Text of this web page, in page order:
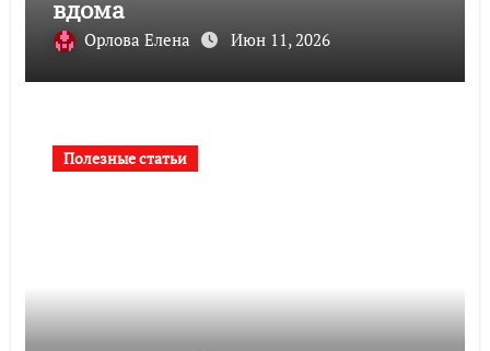
вдома
Орлова Елена Июн 11, 2026
Полезные статьи